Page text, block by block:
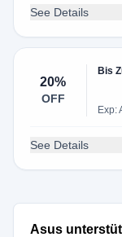
See Details
20%
OFF
Bis
Exp:
See Details
Asus